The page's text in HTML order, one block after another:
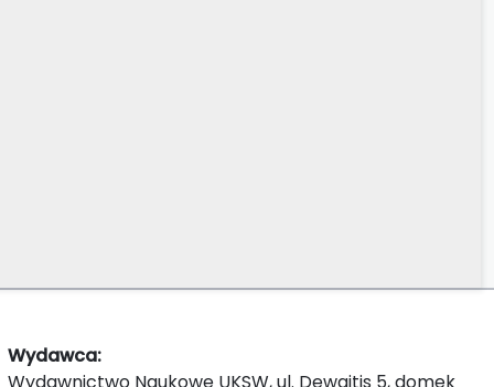
Wydawca: